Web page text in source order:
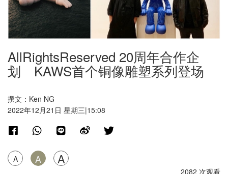
AllRightsReserved 20周年合作企
划 KAWS首个铜像雕塑系列登场
撰文：Ken NG
2022年12月21日 星期三|15:08
A A A
2082 次观看